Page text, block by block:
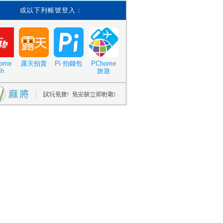
或以下列帳號登入：
露天拍賣 Pi 拍錢包
PChome
旅遊